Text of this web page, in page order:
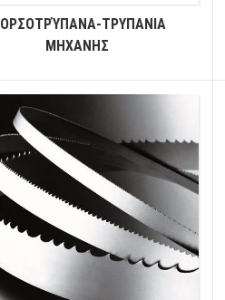
ΤΡΥΠΑΝΙΑ
ΜΗΧΑΝΗΣ